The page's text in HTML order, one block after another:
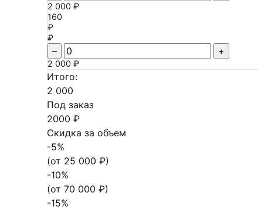
2 000 ₽
160
₽
₽
– +
2 000 ₽
Итого:
2 000
Под заказ
2000 ₽
Скидка за объем
-5%
(от 25 000 ₽)
-10%
(от 70 000 ₽)
-15%